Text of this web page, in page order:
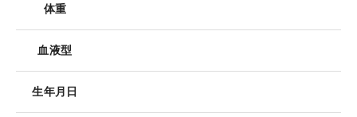
体重
血液型
生年月日